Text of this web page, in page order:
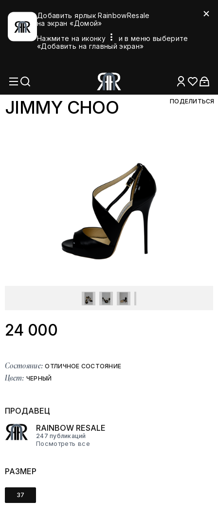
Добавить ярлык RainbowResale
на экран «Домой»
Нажмите на иконку
и в меню выберите
«Добавить на главный экран»
JIMMY CHOO ПОДЕЛИТЬСЯ
24 000
Состояние: ОТЛИЧНОЕ СОСТОЯНИЕ
Цвет: ЧЕРНЫЙ
ПРОДАВЕЦ
RAINBOW RESALE
247 публикаций
Посмотреть все
РАЗМЕР
37